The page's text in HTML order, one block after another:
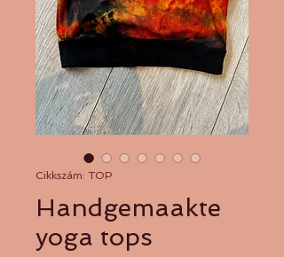
Cikkszám: TOP
Handgemaakte
yoga tops